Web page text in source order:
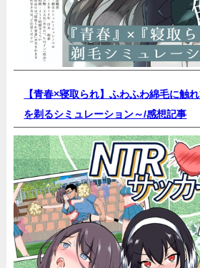
【青春×寝取られ】ふわふわ綿毛に触
を剃るシミュレーション～/感想記事